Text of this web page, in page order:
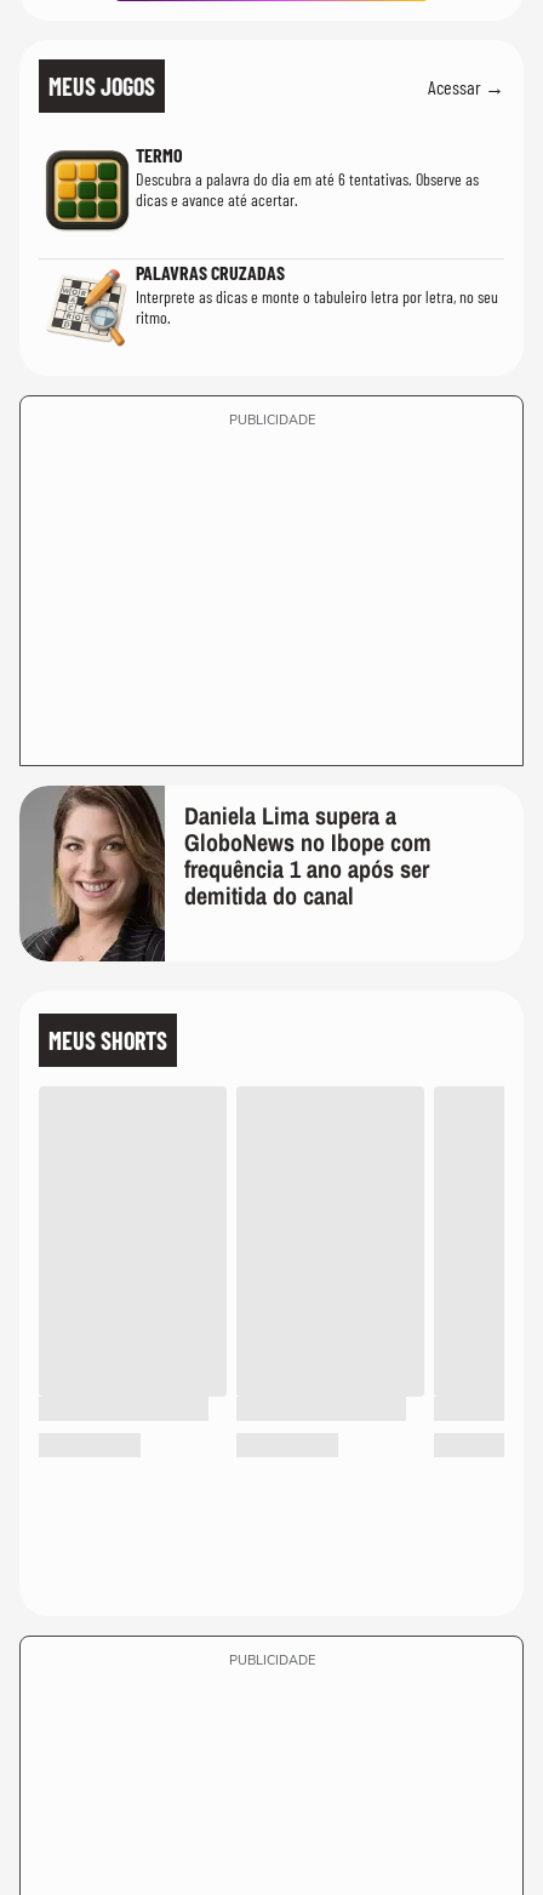
MEUS JOGOS Acessar →
TERMO
Descubra a palavra do dia em até 6 tentativas. Observe as
dicas e avance até acertar.
PALAVRAS CRUZADAS
Interprete as dicas e monte o tabuleiro letra por letra, no seu
ritmo.
PUBLICIDADE
Daniela Lima supera a
GloboNews no Ibope com
frequência 1 ano após ser
demitida do canal
MEUS SHORTS
PUBLICIDADE